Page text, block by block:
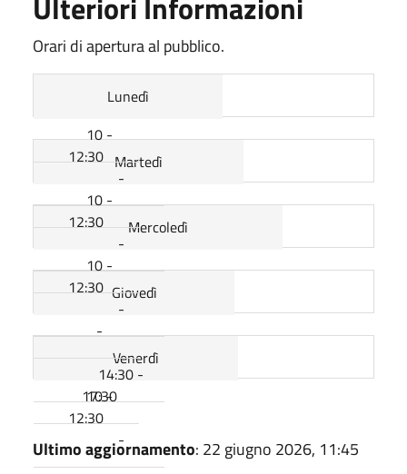
Orari di apertura al pubblico.
Lunedì
10 -
12:30
-
Martedì
10 -
12:30
-
Mercoledì
10 -
12:30
-
Giovedì
-
14:30 -
17:30
Venerdì
10 -
12:30
-
Ultimo aggiornamento: 22 giugno 2026, 11:45